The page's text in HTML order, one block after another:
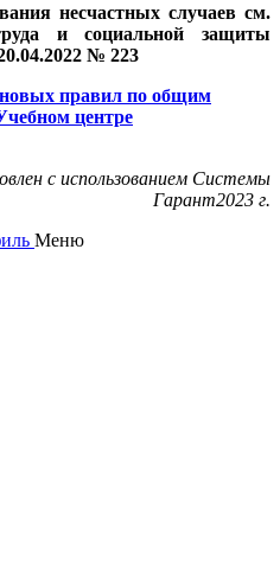
несчастных случаев см.
и социальной защиты
№ 223
новых правил по общим
центре
с использованием Системы
Гарант2023 г.
Меню